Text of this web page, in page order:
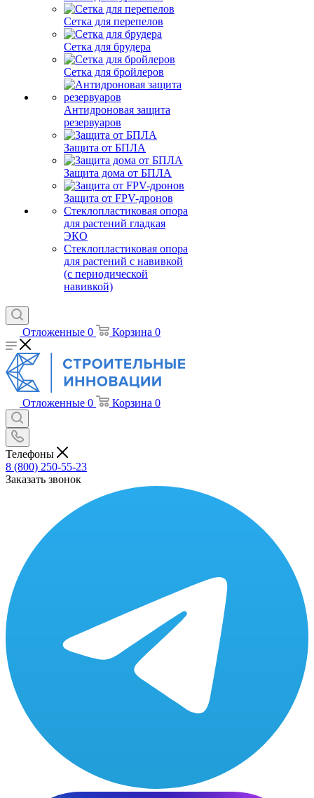
Сетка для перепелов
Сетка для брудера
Сетка для бройлеров
Антидроновая защита
резервуаров
Защита от БПЛА
Защита дома от БПЛА
Защита от FPV-дронов
Стеклопластиковая опора
для растений гладкая
ЭКО
Стеклопластиковая опора
для растений с навивкой
(с периодической
навивкой)
Отложенные 0 Корзина 0
Отложенные 0 Корзина 0
Телефоны
8 (800) 250-55-23
Заказать звонок